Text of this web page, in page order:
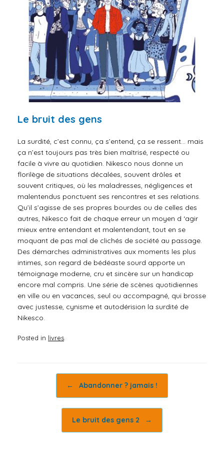
Le bruit des gens
La surdité, c’est connu, ça s’entend, ça se ressent… mais
ça n’est toujours pas très bien maîtrisé, respecté ou
facile à vivre au quotidien. Nikesco nous donne un
florilège de situations décalées, souvent drôles et
souvent critiques, où les maladresses, négligences et
malentendus ponctuent ses rencontres et ses relations.
Qu’il s’agisse de ses propres bourdes ou de celles des
autres, Nikesco fait de chaque erreur un moyen d ‘agir
mieux entre entendant et malentendant, tout en se
moquant de pas mal de clichés de société au passage.
Des démarches administratives aux moments les plus
intimes, son regard de bédéaste sourd apporte un
témoignage moderne, cru et sincère sur un handicap
encore mal compris. Une série de scènes quotidiennes
en ville ou en vacances, seul ou accompagné, qui brosse
avec justesse, cynisme et autodérision la surdité de
Nikesco.
Posted in livres
← Abandonner ? jamais !
Le bruit des gens 2 →